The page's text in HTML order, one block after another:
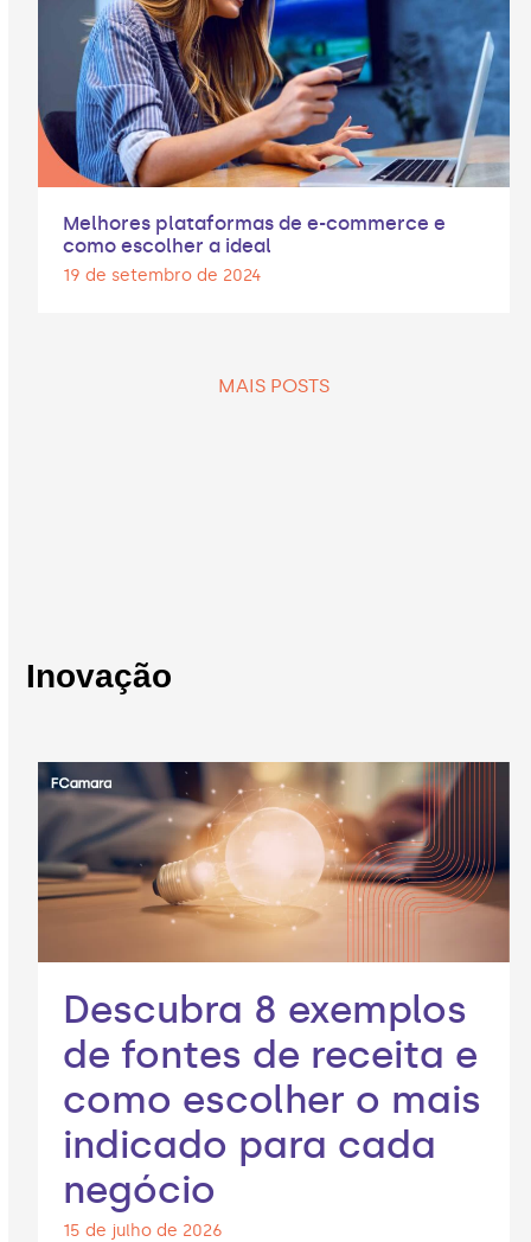
Melhores plataformas de e-commerce e
como escolher a ideal
19 de setembro de 2024
MAIS POSTS
Inovação
Descubra 8 exemplos
de fontes de receita e
como escolher o mais
indicado para cada
negócio
15 de julho de 2026